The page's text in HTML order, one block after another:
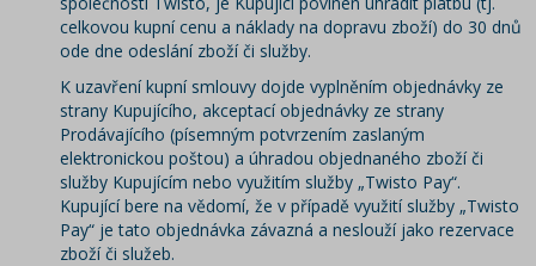
celkovou kupní cenu a náklady na dopravu zboží) do 30 dnů
ode dne odeslání zboží či služby.
K uzavření kupní smlouvy dojde vyplněním objednávky ze
strany Kupujícího, akceptací objednávky ze strany
Prodávajícího (písemným potvrzením zaslaným
elektronickou poštou) a úhradou objednaného zboží či
služby Kupujícím nebo využitím služby „Twisto Pay“.
Kupující bere na vědomí, že v případě využití služby „Twisto
Pay“ je tato objednávka závazná a neslouží jako rezervace
zboží či služeb.